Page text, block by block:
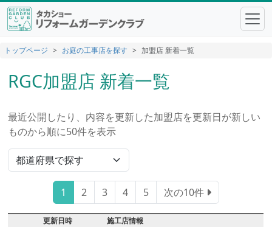
トップページ お庭の工事店を探す 加盟店 新着一覧
RGC加盟店 新着一覧
最近公開したり、内容を更新した加盟店を更新日が新しい
ものから順に50件を表示
1 2 3 4 5 次の10件
更新日時 施工店情報